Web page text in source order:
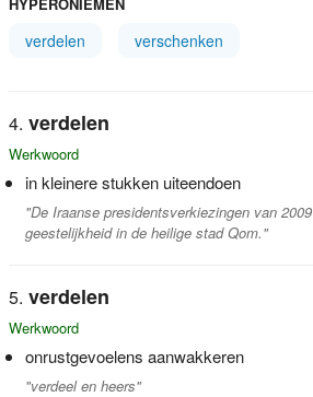
verdelen verschenken
verdelen
Werkwoord
in kleinere stukken uiteendoen
"De Iraanse presidentsverkiezingen van 2009
geestelijkheid in de heilige stad Qom."
verdelen
Werkwoord
onrustgevoelens aanwakkeren
"verdeel en heers"